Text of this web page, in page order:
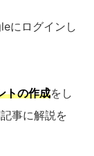
にログインし
トの作成をし
事に解説を